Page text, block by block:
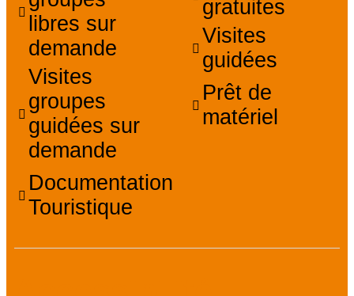
libres sur
demande
Visites
groupes
guidées sur
demande
Documentation
Touristique
gratuites
Visites
guidées
Prêt de
matériel